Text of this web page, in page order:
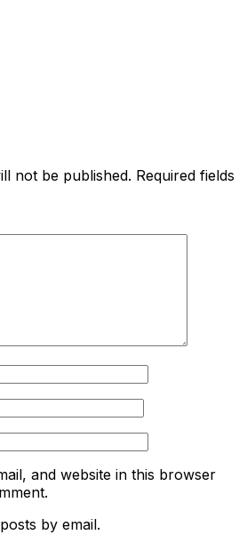
not be published. Required fields
and website in this browser
by email.